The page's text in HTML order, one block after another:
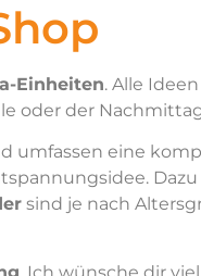
Einheiten. Alle
oder der
umfassen eine
sind je nach